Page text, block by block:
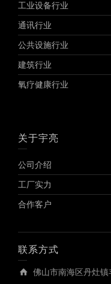
工业设备行业
通讯行业
公共设施行业
建筑行业
氧疗健康行业
关于宇亮
公司介绍
工厂实力
合作客户
联系方式
佛山市南海区丹灶